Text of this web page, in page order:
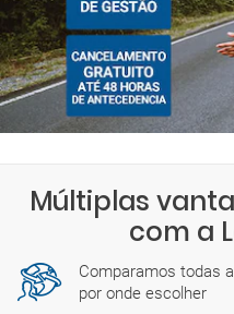
Goldcar
Green Motion
KEDDY
Right Cars
Sixt
SurPrice
Thrifty
Há também empresas com
Encontrará mais detalhes
processo de reserva.
Múltiplas
com a
Comparamos todas
por onde escolher